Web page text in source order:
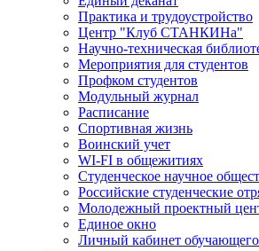
Практика и трудоустройство
Центр "Клуб СТАНКИНа"
Научно-техническая
Мероприятия для студентов
Профком студентов
Модульный журнал
Расписание
Спортивная жизнь
Воинский учет
WI-FI в общежитиях
Студенческое научное
Российские студенческие
Молодежный проектный
Единое окно
Личный кабинет